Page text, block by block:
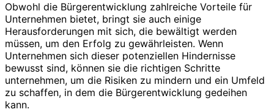
Obwohl die Bürgerentwicklung zahlreiche Vorteile für
Unternehmen bietet, bringt sie auch einige
Herausforderungen mit sich, die bewältigt werden
müssen, um den Erfolg zu gewährleisten. Wenn
Unternehmen sich dieser potenziellen Hindernisse
bewusst sind, können sie die richtigen Schritte
unternehmen, um die Risiken zu mindern und ein Umfeld
zu schaffen, in dem die Bürgerentwicklung gedeihen
kann.